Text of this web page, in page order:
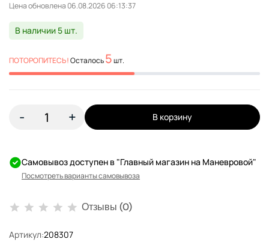
Цена обновлена
В наличии 5 шт.
ПОТОРОПИТЕСЬ!Осталось5шт.
- + В корзину
Самовывоз доступен в "Главный магазин на Маневровой"
Посмотреть варианты самовывоза
Отзывы (0)
Артикул:208307